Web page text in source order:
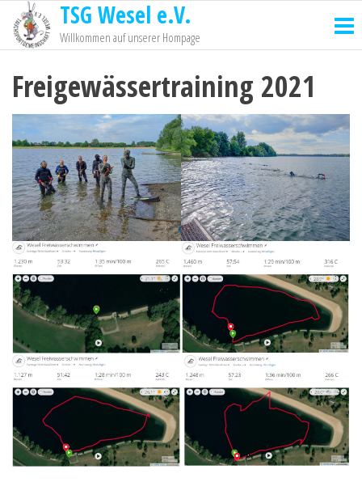
TSG Wesel e.V.
Willkommen auf unserer Hompage
Freigewässertraining 2021